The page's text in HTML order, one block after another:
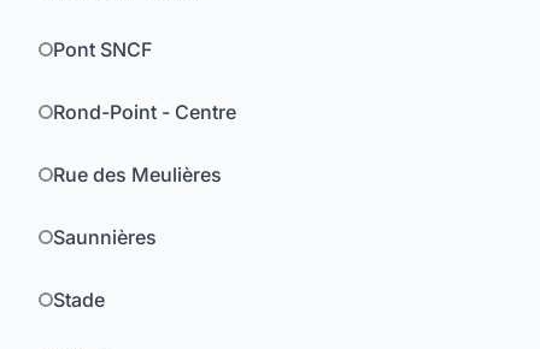
Pont SNCF
Rond-Point - Centre
Rue des Meulières
Saunnières
Stade